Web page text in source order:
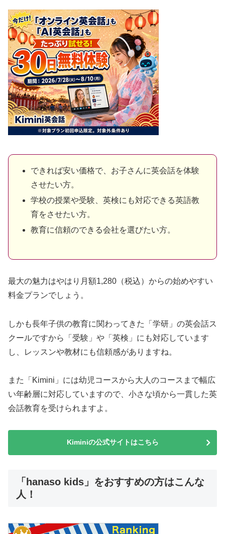
できれば安い価格で、お子さんに英会話を体験
させたい方。
学校の授業や受験、英検にも対応できる英語教
育をさせたい方。
教育に信頼のできる会社を選びたい方。
最大の魅力はやはり月額1,280（税込）からの始めやすい
料金プランでしょう。
しかも長年子供の教育に関わってきた「学研」の英会話ス
クールですから「受験」や「英検」にも対応しています
し、レッスンや教材にも信頼感がありますね。
また「Kimini」には幼児コースから大人のコースまで幅広
い年齢層に対応していますので、小さな頃から一貫した英
会話教育を受けられますよ。
Kiminiの公式サイトはこちら
「hanaso kids」をおすすめの方はこんな
人！